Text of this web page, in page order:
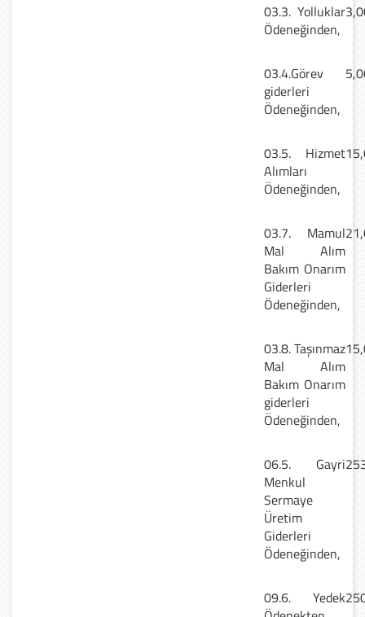
03.3. Yolluklar
Ödeneğinden,
03.4.Görev
giderleri
Ödeneğinden,
03.5. Hizmet
Alımları
Ödeneğinden,
03.7. Mamul
Mal Alım
Bakım Onarım
Giderleri
Ödeneğinden,
03.8. Taşınmaz
Mal Alım
Bakım Onarım
giderleri
Ödeneğinden,
06.5. Gayri
Menkul
Sermaye
Üretim
Giderleri
Ödeneğinden,
09.6. Yedek